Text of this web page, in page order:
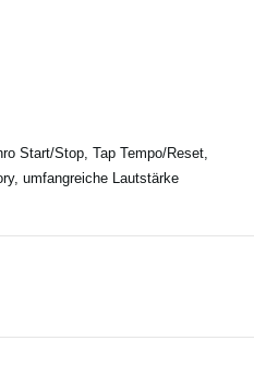
Start/Stop, Tap Tempo/Reset,
umfangreiche Lautstärke